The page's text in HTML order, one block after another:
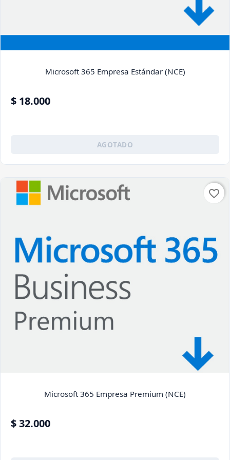
Microsoft 365 Empresa Estándar (NCE)
$ 18.000
AGOTADO
favorite_border
Microsoft 365 Empresa Premium (NCE)
$ 32.000